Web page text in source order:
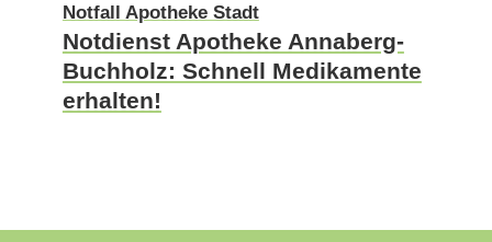
Notfall Apotheke Stadt
Notdienst Apotheke Annaberg-
Buchholz: Schnell Medikamente
erhalten!